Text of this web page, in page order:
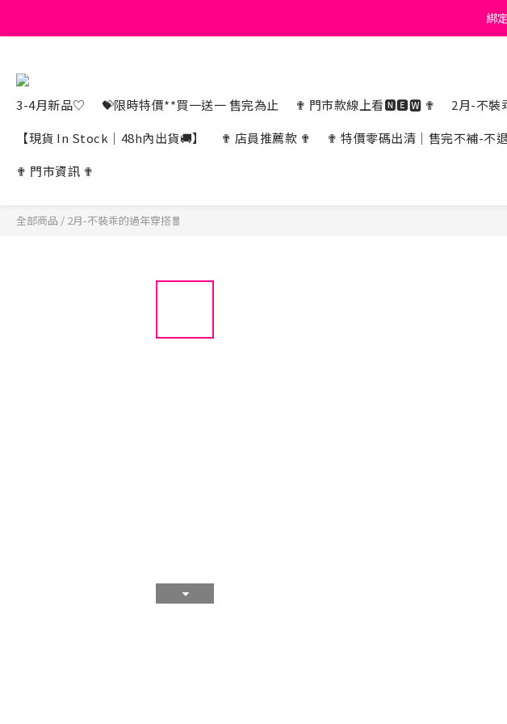
綁
3-4月新品♡ 💝限時特價**買一送一 售完為止 ✟ 門市款線上看🅽🅴🆆 ✟ 2月-不裝
【現貨 In Stock｜48h內出貨🚚】
✟ 店員推薦款 ✟ ✟ 特價零碼出清｜售完不補-不
✟ 門市資訊 ✟
全部商品 / 2月-不裝乖的過年穿搭🧧